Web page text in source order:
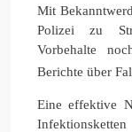
Mit
Polizei zu
Vorbehalte
Berichte über
Eine effektive